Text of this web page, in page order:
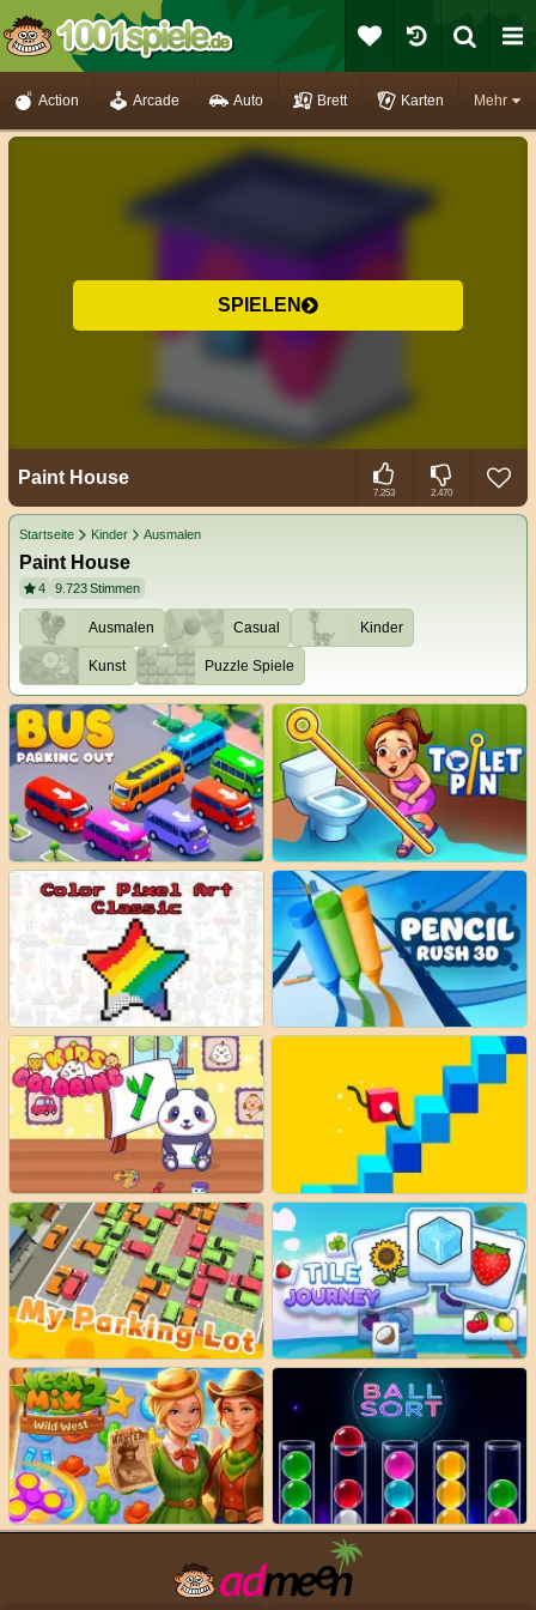
Mehr
Action Arcade Auto Brett Karten
SPIELEN
Paint House
7.253 2.470
Startseite Kinder Ausmalen
Paint House
4 9.723Stimmen
Ausmalen Casual Kinder
Kunst Puzzle Spiele